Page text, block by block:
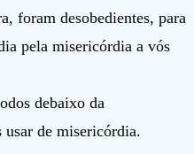
foram desobedientes, para
pela misericórdia a vós
debaixo da
usar de misericórdia.